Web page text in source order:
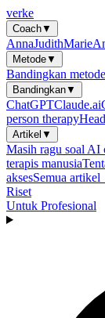
verke
Coach▼
AnnaJudithMarie
Metode▼
Bandingkan
Bandingkan▼
ChatGPTClaude.ai
person therapy
Artikel ▼
Masih ragu soal AI
terapis manusia
aksesSemua
Riset
Untuk Profesional